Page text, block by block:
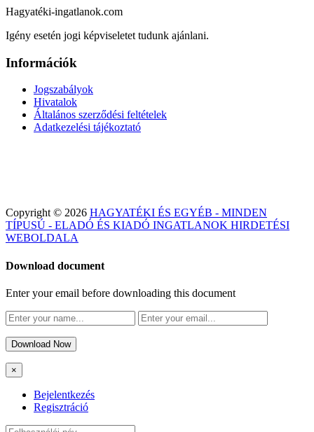
Hagyatéki-ingatlanok.com
Igény esetén jogi képviseletet tudunk ajánlani.
Információk
Jogszabályok
Hivatalok
Általános szerződési feltételek
Adatkezelési tájékoztató
Copyright © 2026 HAGYATÉKI ÉS EGYÉB - MINDEN
TÍPUSÚ - ELADÓ ÉS KIADÓ INGATLANOK HIRDETÉSI
WEBOLDALA
Download document
Enter your email before downloading this document
Download Now
×
Bejelentkezés
Regisztráció